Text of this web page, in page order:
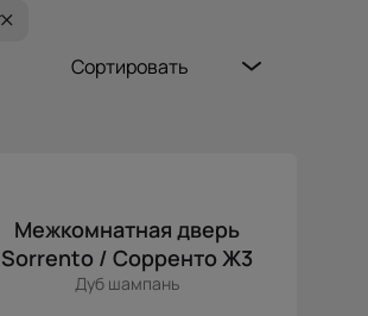
Сортировать
Cначала скидки
Межкомнатная дверь
Sorrento / Сорренто Ж3
Дуб шампань